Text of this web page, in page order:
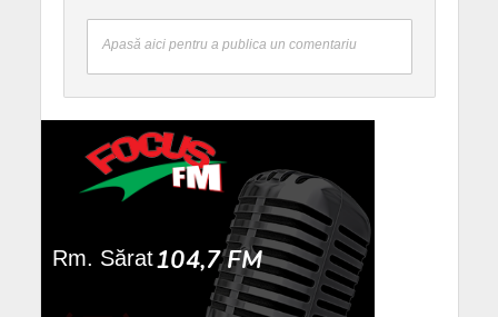
Apasă aici pentru a publica un comentariu